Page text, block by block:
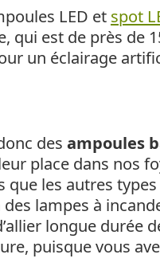
LED et spot
qui est de près de
un éclairage
des ampoules
place dans nos
les autres types
lampes à
longue durée
puisque vous